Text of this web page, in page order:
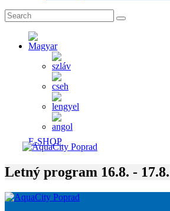
E-SHOP
Letný program 16.8. -